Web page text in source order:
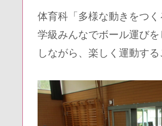
体育科「多様な動きをつ
学級みんなでボール運び
しながら、楽しく運動する